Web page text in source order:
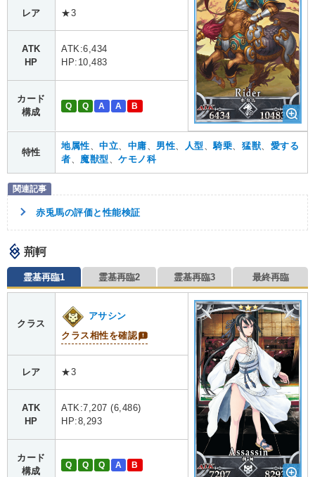
レア ★3
ATK
HP
ATK:6,434
HP:10,483
カード
構成
Q Q A A B
特性
地属性 、中立 中庸 男性 人型 、騎乗 猛獣
愛する
者
魔獣型 、ケモノ科
赤兎馬の評価と性能検証
荊軻
霊基再臨1 霊基再臨2 霊基再臨3 最終再臨
クラス
アサシン
クラス相性を確認
レア ★3
ATK
HP
ATK:7,207 (6,486)
HP:8,293
カード
構成
Q Q Q A B